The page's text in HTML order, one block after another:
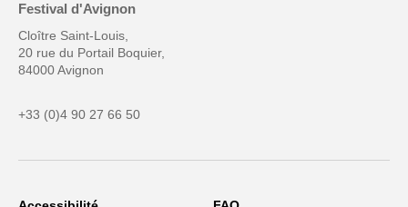
Festival d'Avignon
Cloître Saint-Louis,
20 rue du Portail Boquier,
84000 Avignon
+33 (0)4 90 27 66 50